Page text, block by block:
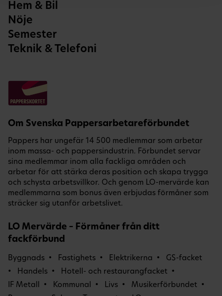
Hem & Bil
Nöje
Semester
Teknik & Telefoni
Om Svenska Pappersarbetareförbundet
Pappers har ungefär 14 500 medlemmar som arbetar
inom massa- och pappersindustrin. Förbundet servar
sina medlemmar inom alla fackliga områden och
arbetar för att stärka deras position och skapa trygga
och schysta arbetsvillkor. Och genom LO-mervärde kan
medlemmarna som bonus även erbjudas förmåner som
sträcker sig utanför arbetslivet.
LO Mervärde – Förmåner från ditt
fackförbund
Byggnads Fastighets Elektrikerna
GS-facket
Handels
Hotell- och restaurangfacket
IF Metall
Kommunal Livs
Musikerförbundet